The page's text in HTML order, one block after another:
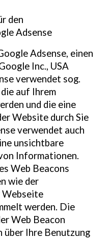
den
Adsense
Adsense, einen
Inc., USA
verwendet sog.
auf Ihrem
und die eine
Website durch Sie
verwendet auch
unsichtbare
Informationen.
Web Beacons
wie der
Webseite
werden. Die
Web Beacon
Ihre Benutzung